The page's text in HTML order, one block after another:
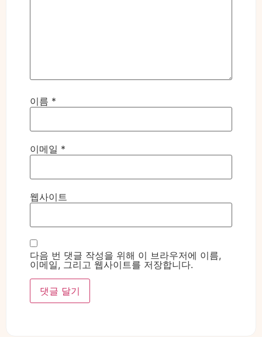
이름 *
이메일 *
웹사이트
다음 번 댓글 작성을 위해 이 브라우저에 이름,
이메일, 그리고 웹사이트를 저장합니다.